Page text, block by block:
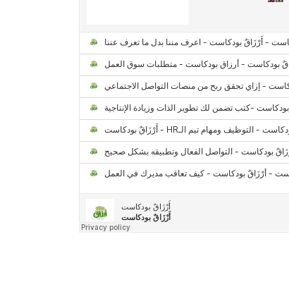
ذاتك
حصاد 2022 لمشروع "رواد 2030″
كل ما تريد معرفته عن مشروع "رواد
2030″
مركز جروان للثقافة والفنون | نموذج المركز